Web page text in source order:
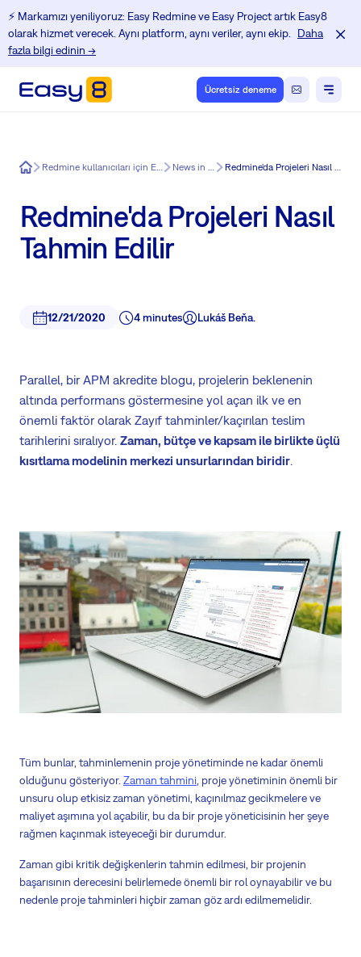
⚡️ Markamızı yeniliyoruz: Easy Redmine ve Easy Project artık Easy8
olarak hizmet verecek. Aynı platform, aynı veriler, aynı ekip.
Daha
fazla bilgi edinin →
Ücretsiz deneme
Easy8 Redmine kullanıcıları için Eğitim Merkezi News in Easy8 Redmine'da Projeleri Nasıl Tahmin Edilir
Redmine'da Projeleri Nasıl
Tahmin Edilir
12/21/2020 4 minutes Lukáš Beňa.
Parallel, bir APM akredite blogu, projelerin beklenenin
altında performans göstermesine yol açan ilk ve en
önemli faktör olarak Zayıf tahminler/kaçırılan teslim
tarihlerini sıralıyor. Zaman, bütçe ve kapsam ile birlikte üçlü
kısıtlama modelinin merkezi unsurlarından biridir.
Tüm bunlar, tahminlemenin proje yönetiminde ne kadar önemli
olduğunu gösteriyor. Zaman tahmini , proje yönetiminin önemli bir
unsuru olup etkisiz zaman yönetimi, kaçınılmaz gecikmelere ve
maliyet aşımına yol açabilir, bu da bir proje yöneticisinin her şeye
rağmen kaçınmak isteyeceği bir durumdur.
Zaman gibi kritik değişkenlerin tahmin edilmesi, bir projenin
başarısının derecesini belirlemede önemli bir rol oynayabilir ve bu
nedenle proje tahminleri hiçbir zaman göz ardı edilmemelidir.